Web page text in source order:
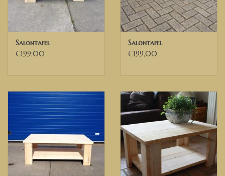
Salontafel
€199,00
Salontafel
€199,00